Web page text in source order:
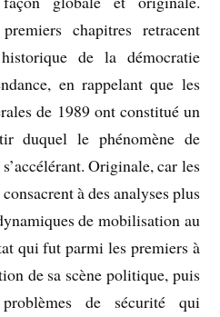
chapitres retracent
de la démocratie
en rappelant que les
de 1989 ont constitué un
duquel le phénomène de
Originale, car les
à des analyses plus
de mobilisation au
qui fut parmi les premiers à
de sa scène politique, puis
de sécurité qui